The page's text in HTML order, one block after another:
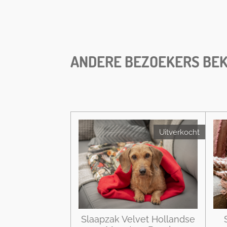
ANDERE BEZOEKERS
Uitverkocht
Slaapzak Velvet Hollandse